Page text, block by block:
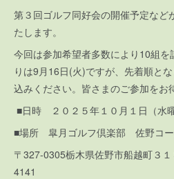
第３回ゴルフ同好会の開催予定など
たします。
今回は参加希望者多数により10組
りは9月16日(火)ですが、先着順と
込みください。皆さまのご参加をお
■日時 ２０２５年１０月１日（水
■場所 皐月ゴルフ倶楽部
〒327-0305栃木県佐野市船越町
4141